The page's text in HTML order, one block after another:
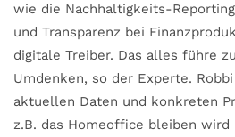
wie die Nachhaltigkeits-
und Transparenz bei
digitale Treiber. Das alles führe
Umdenken, so der Experte.
aktuellen Daten und konkreten
z.B. das Homeoffice bleiben wird